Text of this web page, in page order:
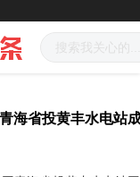
青海省投黄丰水电站